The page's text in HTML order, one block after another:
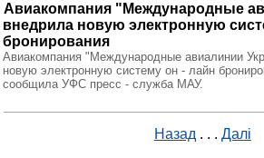
Авиакомпания "Международные
внедрила новую электронную
бронирования
Авиакомпания "Международные авиалинии
новую электронную систему он - лайн
сообщила УФС пресс - служба МАУ.
Назад . . . Далі